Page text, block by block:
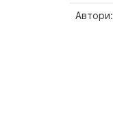
Автори: